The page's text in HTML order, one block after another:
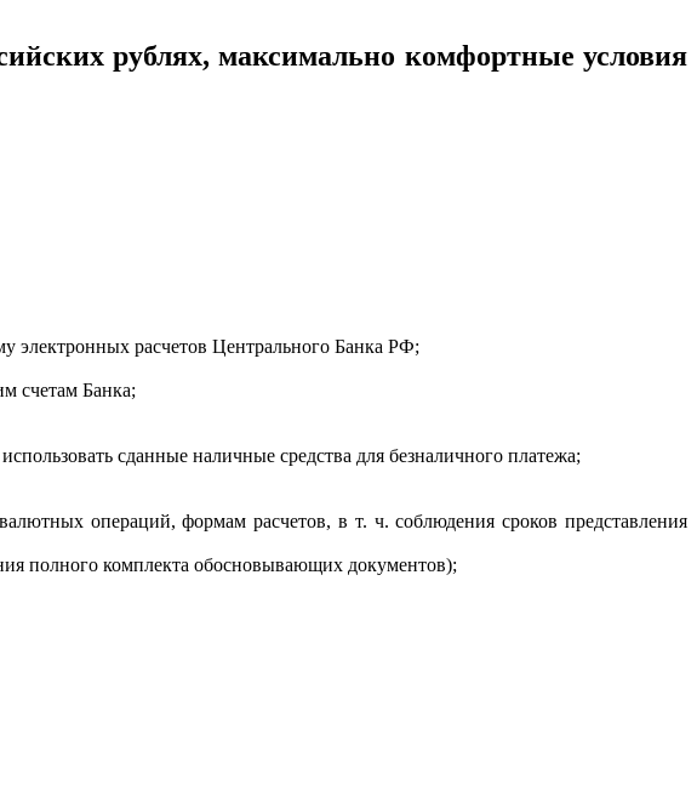
рублях, максимально комфортные условия
электронных расчетов Центрального Банка РФ;
счетам Банка;
сданные наличные средства для безналичного платежа;
операций, формам расчетов, в т. ч. соблюдения сроков представления
полного комплекта обосновывающих документов);